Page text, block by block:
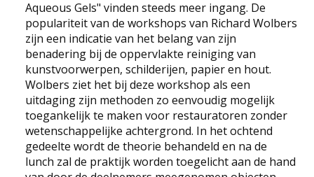
Aqueous Gels" vinden steeds meer ingang. De
populariteit van de workshops van Richard Wolbers
zijn een indicatie van het belang van zijn
benadering bij de oppervlakte reiniging van
kunstvoorwerpen, schilderijen, papier en hout.
Wolbers ziet het bij deze workshop als een
uitdaging zijn methoden zo eenvoudig mogelijk
toegankelijk te maken voor restauratoren zonder
wetenschappelijke achtergrond. In het ochtend
gedeelte wordt de theorie behandeld en na de
lunch zal de praktijk worden toegelicht aan de hand